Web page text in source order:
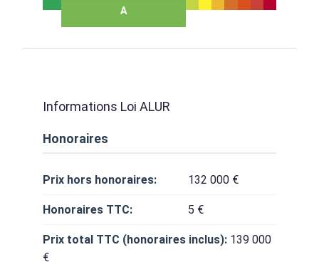
A
Informations Loi ALUR
Honoraires
Prix hors honoraires: 132 000 €
Honoraires TTC: 5 €
Prix total TTC (honoraires inclus): 139 000
€